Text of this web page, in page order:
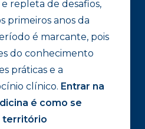
repleta de desafios,
primeiros anos da
é marcante, pois
do conhecimento
práticas e a
clínico. Entrar na
é como se
território